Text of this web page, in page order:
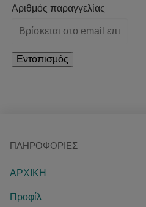
Αριθμός παραγγελίας
Εντοπισμός
ΠΛΗΡΟΦΟΡΊΕΣ
ΑΡΧΙΚΗ
Προφίλ